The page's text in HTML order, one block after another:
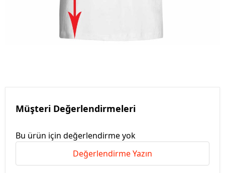
Müşteri Değerlendirmeleri
Bu ürün için değerlendirme yok
Değerlendirme Yazın